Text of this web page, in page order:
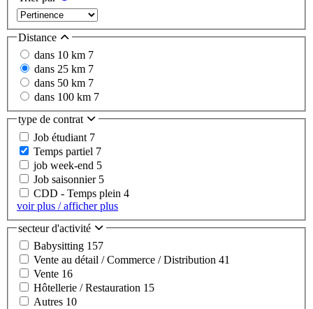
Distance
dans 10 km 7
dans 25 km 7
dans 50 km 7
dans 100 km 7
type de contrat
Job étudiant 7
Temps partiel 7
job week-end 5
Job saisonnier 5
CDD - Temps plein 4
voir plus / afficher plus
secteur d'activité
Babysitting 157
Vente au détail / Commerce / Distribution 41
Vente 16
Hôtellerie / Restauration 15
Autres 10